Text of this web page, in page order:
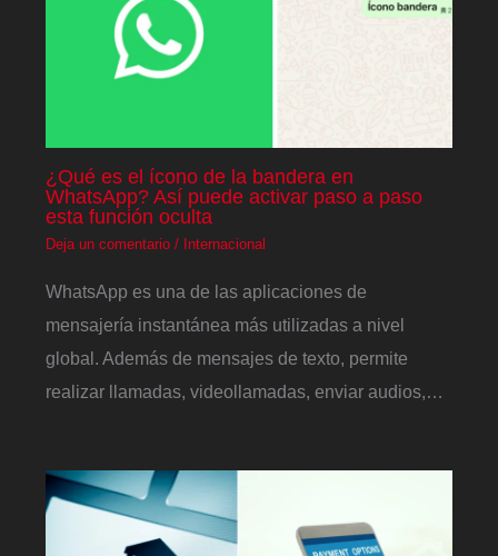
¿Qué es el ícono de la bandera en
WhatsApp? Así puede activar paso a paso
esta función oculta
Deja un comentario / Internacional
WhatsApp es una de las aplicaciones de
mensajería instantánea más utilizadas a nivel
global. Además de mensajes de texto, permite
realizar llamadas, videollamadas, enviar audios,…